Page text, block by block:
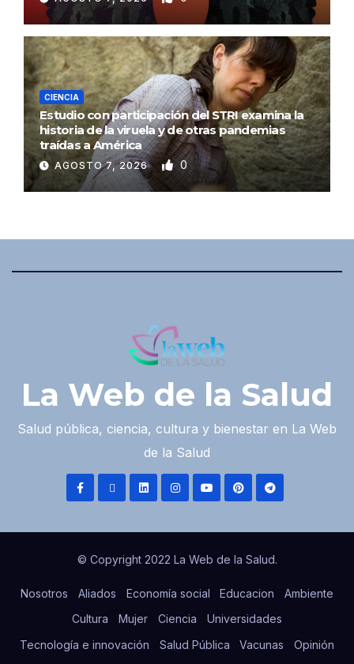
CIENCIA
Estudio con participación del STRI examina la
historia de la viruela y de otras pandemias
traídas a América
AGOSTO 7, 2026 0
La Web de la Salud
Salud pública, ciencia, cultura y bienestar en La Web
de la Salud
© Copyright 2022 La Web de la Salud.
Nosotros Aliados Economía social Educacion
Ambiente
Cultura
Mujer Ciencia
Universidades
Tecnología e innovación
Salud Pública Vacunas Opinión